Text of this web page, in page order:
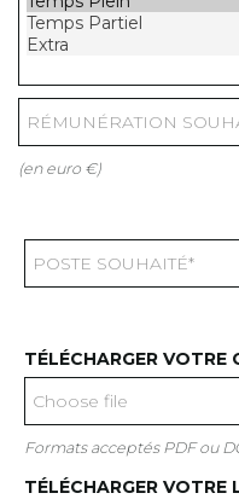
(en euro €)
TÉLÉCHARGER VOTRE
Formats acceptés PDF ou
TÉLÉCHARGER VOTRE